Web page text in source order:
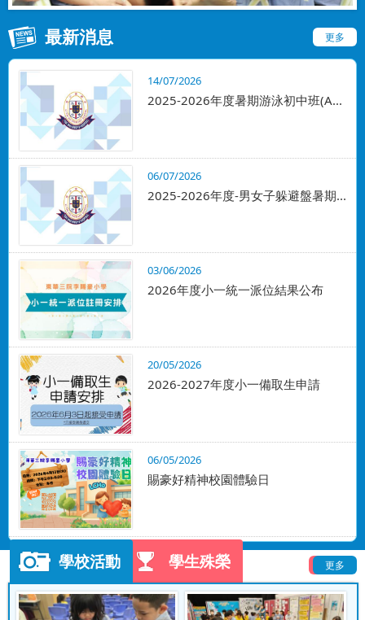
更多
最新消息
14/07/2026
2025-2026年度暑期游泳初中班(A...
06/07/2026
2025-2026年度-男女子躲避盤暑期...
03/06/2026
2026年度小一統一派位結果公布
20/05/2026
2026-2027年度小一備取生申請
06/05/2026
賜豪好精神校園體驗日
更多
學校活動 更多
學生殊榮